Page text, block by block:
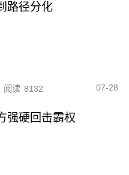
路径分化
阅读 8132 07-28
强硬回击霸权